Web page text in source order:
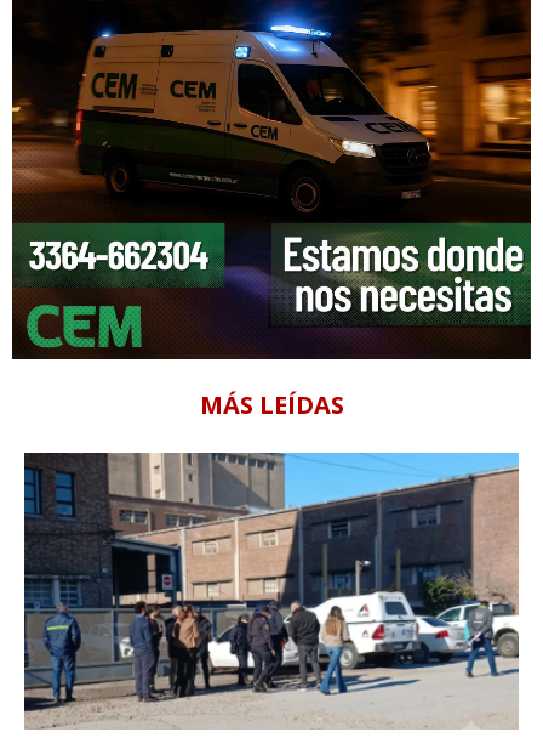
MÁS LEÍDAS